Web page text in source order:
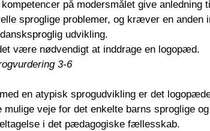
på modersmålet give anledning
sproglige problemer, og kræver en anden
udvikling.
være nødvendigt at inddrage en logopæd.
3-6
en atypisk sprogudvikling er det
mulige veje for det enkelte barns sproglige
i det pædagogiske fællesskab.